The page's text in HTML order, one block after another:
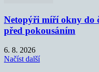
Netopýři míří okny do
před pokousáním
6. 8. 2026
Načíst další